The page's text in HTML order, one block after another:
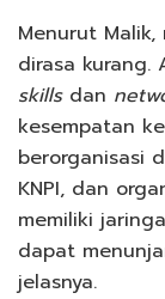
Menurut
dirasa kurang.
skillsdan
kesempatan
berorganisasi
KNPI, dan
memiliki
dapat
jelasnya.